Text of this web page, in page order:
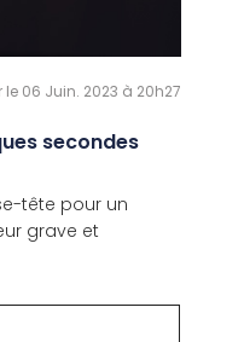
le 06 Juin. 2023 à 20h27
secondes
tête pour un
grave et